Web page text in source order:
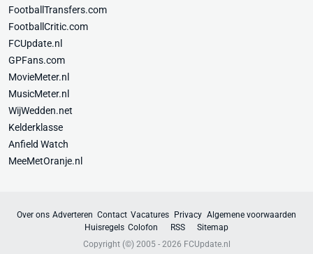
FootballTransfers.com
FootballCritic.com
FCUpdate.nl
GPFans.com
MovieMeter.nl
MusicMeter.nl
WijWedden.net
Kelderklasse
Anfield Watch
MeeMetOranje.nl
Over ons Adverteren Contact Vacatures Privacy Algemene voorwaarden
Huisregels Colofon RSS
Sitemap
Copyright (©) 2005 - 2026 FCUpdate.nl